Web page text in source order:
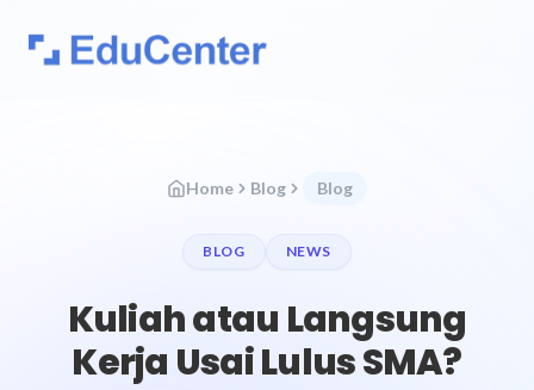
Home Blog Blog
BLOG NEWS
Kuliah atau Langsung
Kerja Usai Lulus SMA?